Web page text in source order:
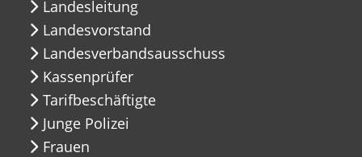
Landesleitung
Landesvorstand
Landesverbandsausschuss
Kassenprüfer
Tarifbeschäftigte
Junge Polizei
Frauen